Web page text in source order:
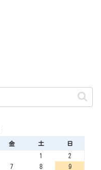
金 土
日
1
2
7 8
9